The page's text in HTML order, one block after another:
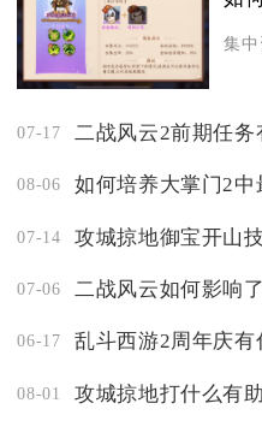
集
07-17 二战风云2前期任务
08-06 如何培养大掌门2
07-14 攻城掠地御宝开山
07-06 二战风云如何影响
06-17 乱斗西游2周年庆
08-01 攻城掠地打什么有